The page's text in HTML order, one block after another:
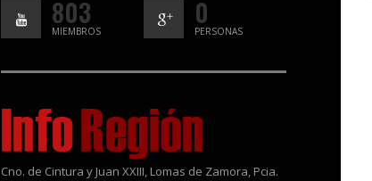
803
MIEMBROS
0
PERSONAS
Cno. de Cintura y Juan XXIII, Lomas de Zamora, Pcia.